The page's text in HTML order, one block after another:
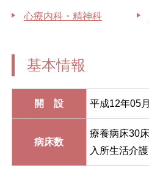
心療内科・精神科
基本情報
開 設 平成12年05
病床数
療養病床30
入所生活介